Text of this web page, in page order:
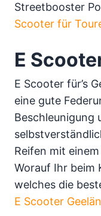
Streetbooster
Scooter für
E
E Scooter für’s
eine gute
Beschleunigung
Reifen mit
Worauf Ihr beim
welches die
E Scooter